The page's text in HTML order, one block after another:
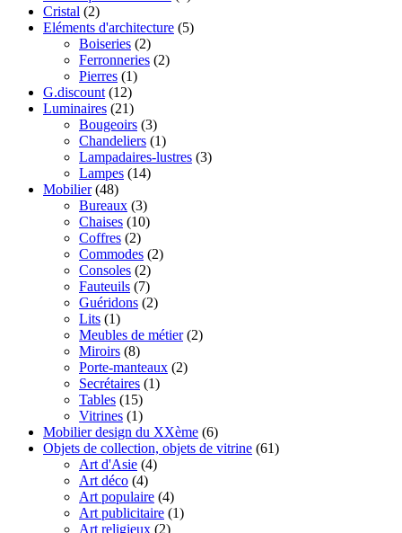
Cristal (2)
Eléments d'architecture (5)
Boiseries (2)
Ferronneries (2)
Pierres (1)
G.discount (12)
Luminaires (21)
Bougeoirs (3)
Chandeliers (1)
Lampadaires-lustres (3)
Lampes (14)
Mobilier (48)
Bureaux (3)
Chaises (10)
Coffres (2)
Commodes (2)
Consoles (2)
Fauteuils (7)
Guéridons (2)
Lits (1)
Meubles de métier (2)
Miroirs (8)
Porte-manteaux (2)
Secrétaires (1)
Tables (15)
Vitrines (1)
Mobilier design du XXème (6)
Objets de collection, objets de vitrine (61)
Art d'Asie (4)
Art déco (4)
Art populaire (4)
Art publicitaire (1)
Art religieux (2)